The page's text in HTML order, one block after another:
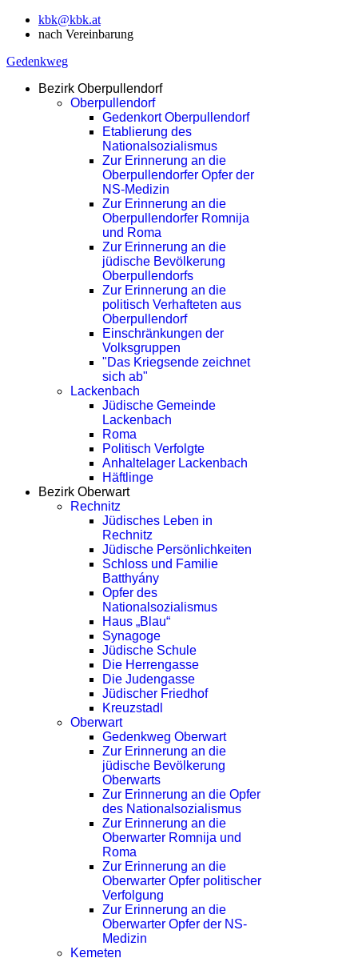
kbk@kbk.at
nach Vereinbarung
Gedenkweg
Bezirk Oberpullendorf
Oberpullendorf
Gedenkort Oberpullendorf
Etablierung des
Nationalsozialismus
Zur Erinnerung an die
Oberpullendorfer Opfer der
NS-Medizin
Zur Erinnerung an die
Oberpullendorfer Romnija
und Roma
Zur Erinnerung an die
jüdische Bevölkerung
Oberpullendorfs
Zur Erinnerung an die
politisch Verhafteten aus
Oberpullendorf
Einschränkungen der
Volksgruppen
"Das Kriegsende zeichnet
sich ab"
Lackenbach
Jüdische Gemeinde
Lackenbach
Roma
Politisch Verfolgte
Anhaltelager Lackenbach
Häftlinge
Bezirk Oberwart
Rechnitz
Jüdisches Leben in
Rechnitz
Jüdische Persönlichkeiten
Schloss und Familie
Batthyány
Opfer des
Nationalsozialismus
Haus „Blau“
Synagoge
Jüdische Schule
Die Herrengasse
Die Judengasse
Jüdischer Friedhof
Kreuzstadl
Oberwart
Gedenkweg Oberwart
Zur Erinnerung an die
jüdische Bevölkerung
Oberwarts
Zur Erinnerung an die Opfer
des Nationalsozialismus
Zur Erinnerung an die
Oberwarter Romnija und
Roma
Zur Erinnerung an die
Oberwarter Opfer politischer
Verfolgung
Zur Erinnerung an die
Oberwarter Opfer der NS-
Medizin
Kemeten